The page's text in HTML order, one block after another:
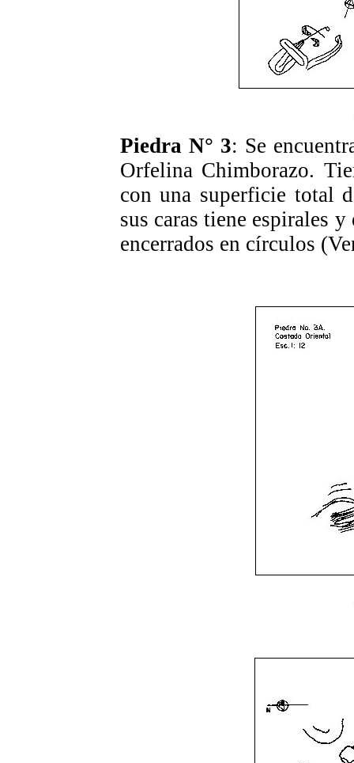
Piedra N° 3: Se
Orfelina Chimborazo.
con una superficie total
sus caras tiene espirales
encerrados en círculos